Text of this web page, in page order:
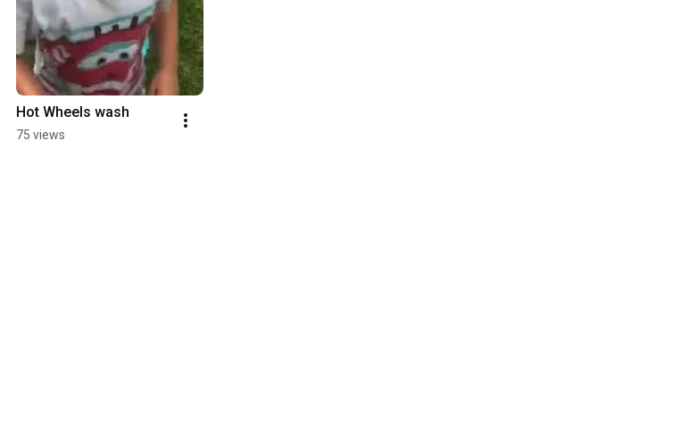
Hot Wheels wash
75 views